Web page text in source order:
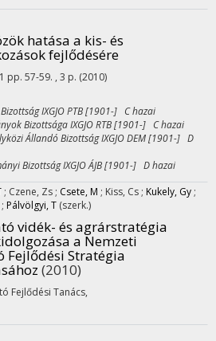
hatása a kis- és
fejlődésére
1 pp. 57-59. , 3 p. (2010)
IXGJO PTB [1901-] C hazai
Bizottsága IXGJO RTB [1901-] C hazai
Állandó Bizottság IXGJO DEM [1901-] D
Bizottság IXGJO ÁJB [1901-] D hazai
; Czene, Zs ; Csete, M ; Kiss, Cs ; Kukely, Gy ;
; Pálvölgyi, T (szerk.)
vidék- és agrárstratégia
a Nemzeti
Fejlődési Stratégia
(2010)
Fejlődési Tanács,